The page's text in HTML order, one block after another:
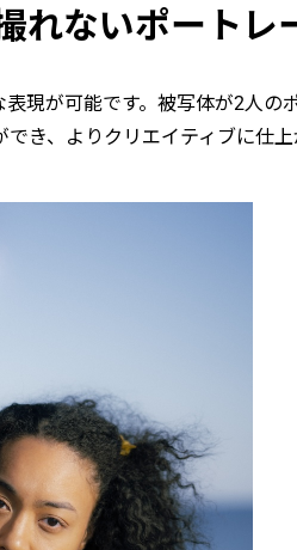
れないポートレ
現が可能です。被写体が2人の
き、よりクリエイティブに仕上